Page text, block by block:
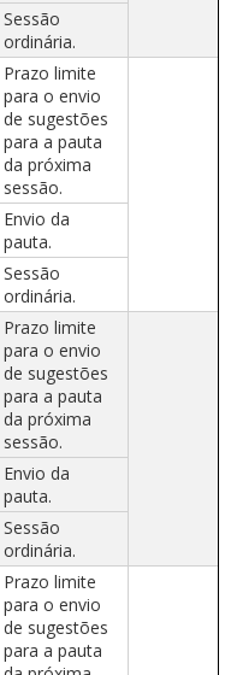
Sessão
ordinária.
Prazo limite
para o envio
de sugestões
para a pauta
da próxima
sessão.
Envio da
pauta.
Sessão
ordinária.
Prazo limite
para o envio
de sugestões
para a pauta
da próxima
sessão.
Envio da
pauta.
Sessão
ordinária.
Prazo limite
para o envio
de sugestões
para a pauta